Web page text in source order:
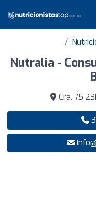
Nutralia -
Cra. 75